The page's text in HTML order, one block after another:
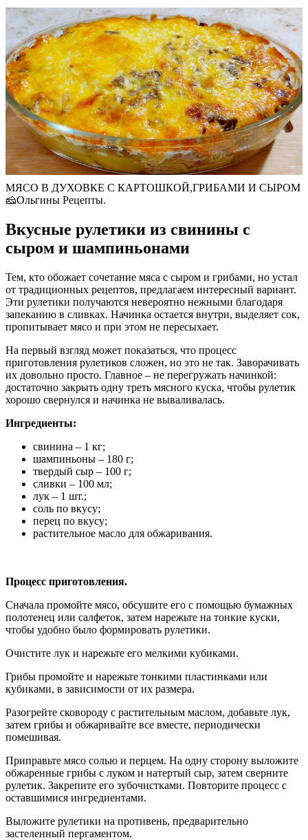
МЯСО В ДУХОВКЕ С КАРТОШКОЙ,ГРИБАМИ И СЫРОМ
🧀Ольгины Рецепты.
Вкусные рулетики из свинины с
сыром и шампиньонами
Тем, кто обожает сочетание мяса с сыром и грибами, но устал
от традиционных рецептов, предлагаем интересный вариант.
Эти рулетики получаются невероятно нежными благодаря
запеканию в сливках. Начинка остается внутри, выделяет сок,
пропитывает мясо и при этом не пересыхает.
На первый взгляд может показаться, что процесс
приготовления рулетиков сложен, но это не так. Заворачивать
их довольно просто. Главное – не перегружать начинкой:
достаточно закрыть одну треть мясного куска, чтобы рулетик
хорошо свернулся и начинка не вываливалась.
Ингредиенты:
свинина – 1 кг;
шампиньоны – 180 г;
твердый сыр – 100 г;
сливки – 100 мл;
лук – 1 шт.;
соль по вкусу;
перец по вкусу;
растительное масло для обжаривания.
Процесс приготовления.
Сначала промойте мясо, обсушите его с помощью бумажных
полотенец или салфеток, затем нарежьте на тонкие куски,
чтобы удобно было формировать рулетики.
Очистите лук и нарежьте его мелкими кубиками.
Грибы промойте и нарежьте тонкими пластинками или
кубиками, в зависимости от их размера.
Разогрейте сковороду с растительным маслом, добавьте лук,
затем грибы и обжаривайте все вместе, периодически
помешивая.
Приправьте мясо солью и перцем. На одну сторону выложите
обжаренные грибы с луком и натертый сыр, затем сверните
рулетик. Закрепите его зубочистками. Повторите процесс с
оставшимися ингредиентами.
Выложите рулетики на противень, предварительно
застеленный пергаментом.